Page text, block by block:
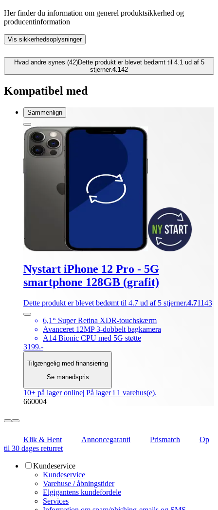
Her finder du information om generel produktsikkerhed og
producentinformation
Vis sikkerhedsoplysninger
Hvad andre synes (42)Dette produkt er blevet bedømt til 4.1 ud af 5
stjerner.4.142
Kompatibel med
Sammenlign
Nystart iPhone 12 Pro - 5G
smartphone 128GB (grafit)
Dette produkt er blevet bedømt til 4.7 ud af 5 stjerner.4.71143
6,1“ Super Retina XDR-touchskærm
Avanceret 12MP 3-dobbelt bagkamera
A14 Bionic CPU med 5G støtte
3199.-
Tilgængelig med finansiering
Se månedspris
10+ på lager online| På lager i 1 varehus(e).
660004
Klik & Hent Annoncegaranti Prismatch
Op
til 30 dages returret
Kundeservice
Kundeservice
Varehuse / åbningstider
Elgigantens kundefordele
Services